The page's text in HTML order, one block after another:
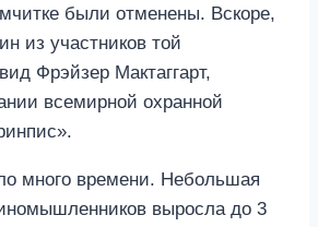
были отменены. Вскоре,
из участников той
Фрэйзер Мактаггарт,
всемирной охранной
много времени. Небольшая
выросла до 3